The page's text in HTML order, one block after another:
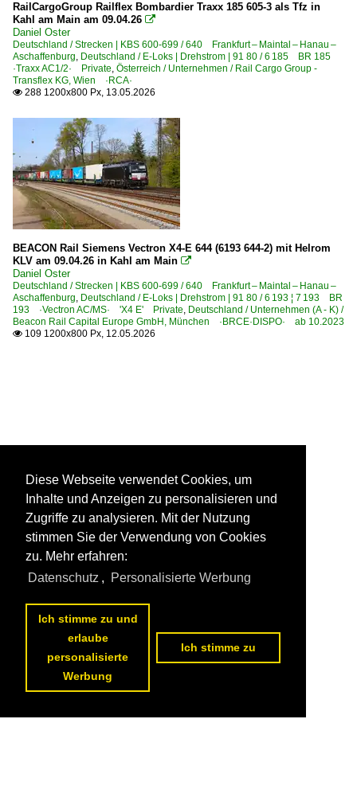
RailCargoGroup Railflex Bombardier Traxx 185 605-3 als Tfz in
Kahl am Main am 09.04.26 
Daniel Oster
Deutschland / Strecken | KBS 600-699 / 640 Frankfurt – Maintal – Hanau –
Aschaffenburg, Deutschland / E-Loks | Drehstrom | 91 80 / 6 185 BR 185
·Traxx AC1/2· Private, Österreich / Unternehmen / Rail Cargo Group -
Transflex KG, Wien ·RCA·
 288 1200x800 Px, 13.05.2026
BEACON Rail Siemens Vectron X4-E 644 (6193 644-2) mit Helrom
KLV am 09.04.26 in Kahl am Main 
Daniel Oster
Deutschland / Strecken | KBS 600-699 / 640 Frankfurt – Maintal – Hanau –
Aschaffenburg, Deutschland / E-Loks | Drehstrom | 91 80 / 6 193 ¦ 7 193 BR
193 ·Vectron AC/MS· 'X4 E' Private, Deutschland / Unternehmen (A - K) /
Beacon Rail Capital Europe GmbH, München ·BRCE·DISPO· ab 10.2023
 109 1200x800 Px, 12.05.2026
Diese Webseite verwendet Cookies, um
Inhalte und Anzeigen zu personalisieren und
Zugriffe zu analysieren. Mit der Nutzung
stimmen Sie der Verwendung von Cookies
zu. Mehr erfahren:
Datenschutz , Personalisierte Werbung
Ich stimme zu und
erlaube
personalisierte
Werbung
Ich stimme zu